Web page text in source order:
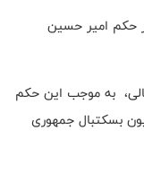
حکم امیر حسین
به موجب این حکم
بسکتبال جمهوری